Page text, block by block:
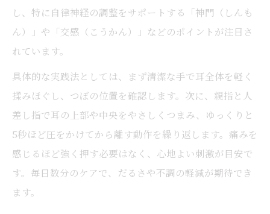
し、特に自律神経の調整をサポートする「神門（しんも
ん）」や「交感（こうかん）」などのポイントが注目さ
れています。
具体的な実践法としては、まず清潔な手で耳全体を軽く
揉みほぐし、つぼの位置を確認します。次に、親指と人
差し指で耳の上部や中央をやさしくつまみ、ゆっくりと
5秒ほど圧をかけてから離す動作を繰り返します。痛みを
感じるほど強く押す必要はなく、心地よい刺激が目安で
す。毎日数分のケアで、だるさや不調の軽減が期待でき
ます。